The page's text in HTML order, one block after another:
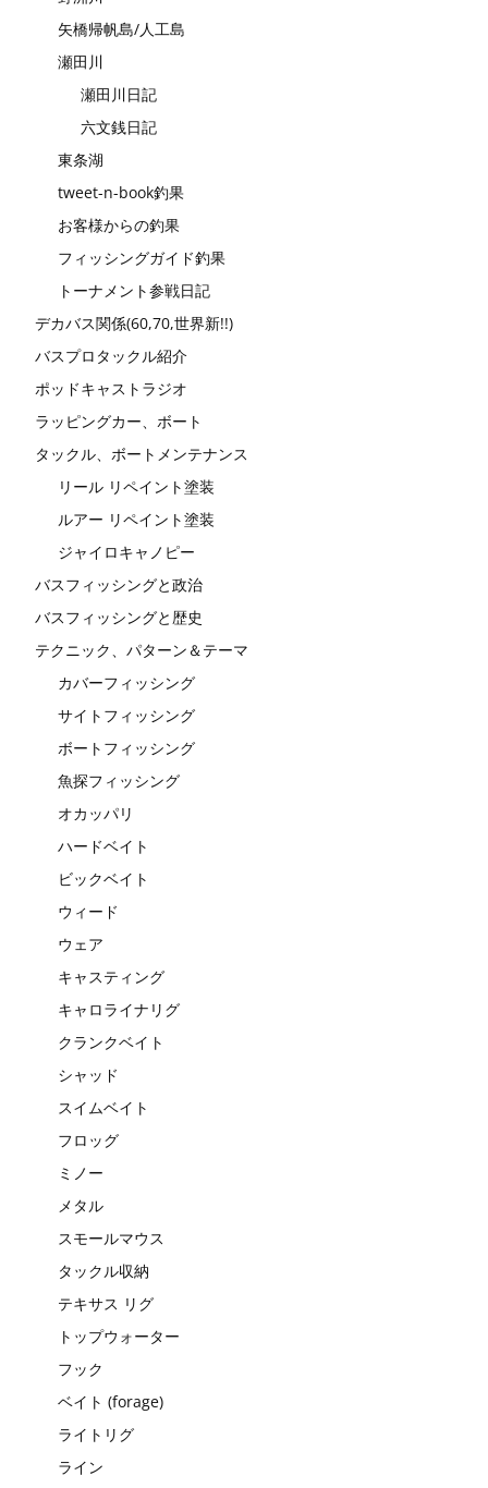
矢橋帰帆島/人工島
瀬田川
瀬田川日記
六文銭日記
東条湖
tweet-n-book釣果
お客様からの釣果
フィッシングガイド釣果
トーナメント参戦日記
デカバス関係(60,70,世界新!!)
バスプロタックル紹介
ポッドキャストラジオ
ラッピングカー、ボート
タックル、ボートメンテナンス
リール リペイント塗装
ルアー リペイント塗装
ジャイロキャノピー
バスフィッシングと政治
バスフィッシングと歴史
テクニック、パターン＆テーマ
カバーフィッシング
サイトフィッシング
ボートフィッシング
魚探フィッシング
オカッパリ
ハードベイト
ビックベイト
ウィード
ウェア
キャスティング
キャロライナリグ
クランクベイト
シャッド
スイムベイト
フロッグ
ミノー
メタル
スモールマウス
タックル収納
テキサス リグ
トップウォーター
フック
ベイト (forage)
ライトリグ
ライン